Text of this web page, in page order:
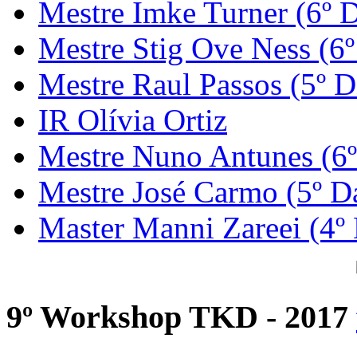
Mestre Imke Turner (6º
Mestre Stig Ove Ness
Mestre Raul Passos (5º
IR Olívia Ortiz
Mestre Nuno Antunes
Mestre José Carmo (5º
Master Manni Zareei (4º
9º Workshop TKD - 2017